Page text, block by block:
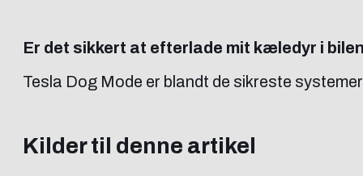
Er det sikkert at efterlade mit kæledyr i
Tesla Dog Mode er blandt de sikreste
Kilder til denne artikel